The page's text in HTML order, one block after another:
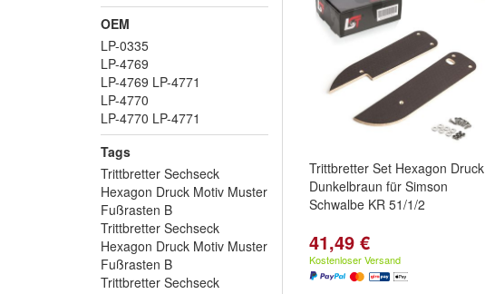
OEM
LP-0335
LP-4769
LP-4769 LP-4771
LP-4770
LP-4770 LP-4771
Tags
Trittbretter Sechseck
Hexagon Druck Motiv Muster
Fußrasten B
Trittbretter Sechseck
Hexagon Druck Motiv Muster
Fußrasten B
Trittbretter Sechseck
Trittbretter Set Hexagon Druck
Dunkelbraun für Simson
Schwalbe KR 51/1/2
41,49 €
Kostenloser Versand